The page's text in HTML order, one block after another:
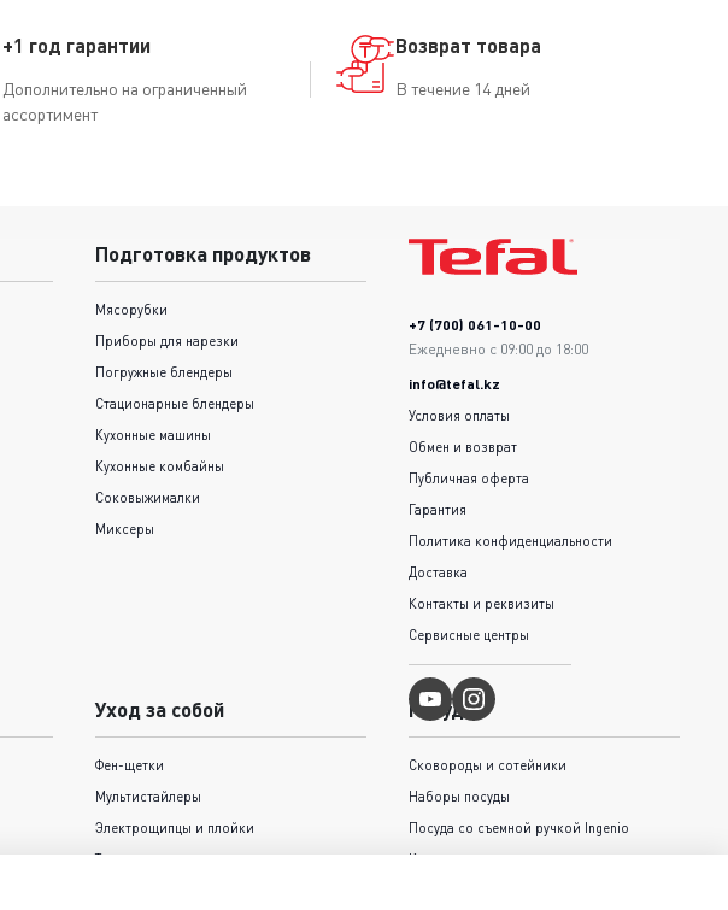
+1 год гарантии
Дополнительно на ограниченный
ассортимент
Возврат товара
В течение 14 дней
Подготовка продуктов
Мясорубки
Приборы для нарезки
Погружные блендеры
Стационарные блендеры
Кухонные машины
Кухонные комбайны
Соковыжималки
Миксеры
Уход за собой
Фен-щетки
Мультистайлеры
Электрощипцы и плойки
Триммеры
Посуда
Сковороды и cотейники
Наборы посуды
Посуда со съемной ручкой Ingenio
Кастрюли и ковши
+7 (700) 061-10-00
Ежедневно с 09:00 до 18:00
info@tefal.kz
Условия оплаты
Обмен и возврат
Публичная оферта
Гарантия
Политика конфиденциальности
Доставка
Контакты и реквизиты
Сервисные центры